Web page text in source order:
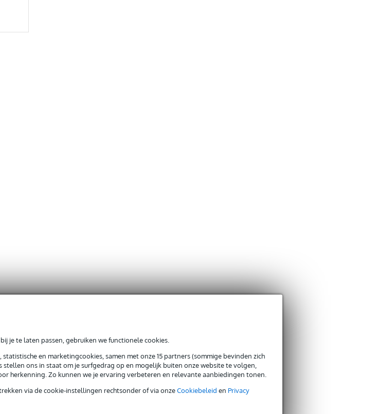
je te laten passen, gebruiken we functionele cookies.
en marketingcookies, samen met onze 15 partners (sommige bevinden zich
stellen ons in staat om je surfgedrag op en mogelijk buiten onze website te volgen,
herkenning. Zo kunnen we je ervaring verbeteren en relevante aanbiedingen tonen.
via de cookie-instellingen rechtsonder of via onzeCookiebeleid en Privacy